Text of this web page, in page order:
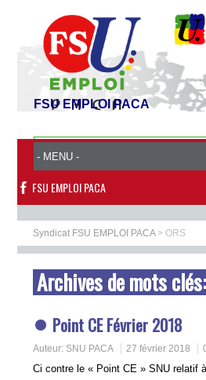
FSU EMPLOI PACA
FSU EMPLOI PACA
Syndicat FSU EMPLOI PACA>ORS
Archives de mots clés:
Point CE Février 2018
Auteur: SNU PACA 27 février 2018
Ci contre le « Point CE » SNU relatif